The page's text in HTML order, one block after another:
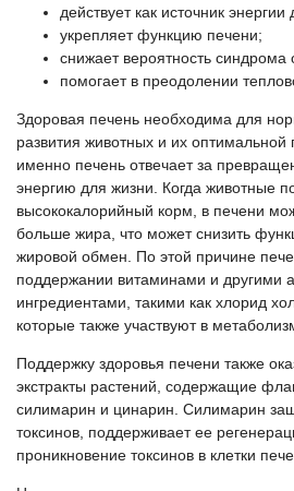
действует как источник
укрепляет функцию печени;
снижает вероятность
помогает в преодолении
Здоровая печень необходима для
развития животных и их оптимальной
именно печень отвечает за
энергию для жизни. Когда животные
высококалорийный корм, в печени
больше жира, что может снизить
жировой обмен. По этой причине
поддержании витаминами и другими
ингредиентами, такими как хлорид
которые также участвуют в
Поддержку здоровья печени также
экстракты растений, содержащие
силимарин и цинарин. Силимарин
токсинов, поддерживает ее
проникновение токсинов в клетки